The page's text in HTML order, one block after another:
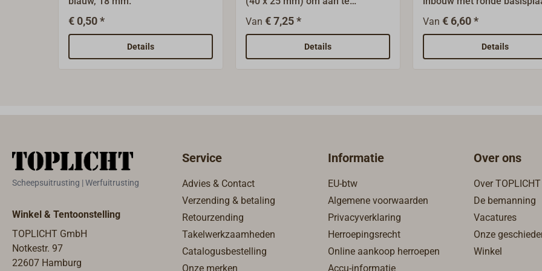
€ 0,50 *
Details
schroeven.Oppervlak gepolijst of
verchroomd.Voor latten 18 x 2
Van € 7,25 *
Details
30 mm).Afwerking gepolijst
verchroomd.Voor latten 18
Van € 6,60 *
Details
Scheepsuitrusting | Werfuitrusting
Winkel & Tentoonstelling
TOPLICHT GmbH
Notkestr. 97
22607 Hamburg
Service
Advies & Contact
Verzending & betaling
Retourzending
Takelwerkzaamheden
Catalogusbestelling
Onze merken
Informatie
EU-btw
Algemene voorwaarden
Privacyverklaring
Herroepingsrecht
Online aankoop herroepen
Accu-informatie
Over ons
Over TOPLICHT
De bemanning
Vacatures
Onze
Winkel